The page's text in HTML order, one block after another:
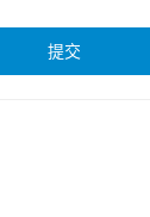
提交